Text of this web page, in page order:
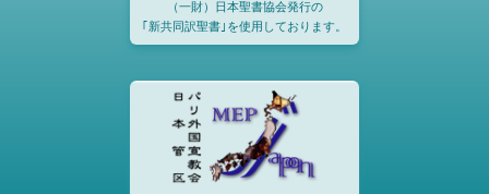
（一財）日本聖書協会発行の
｢新共同訳聖書｣を使用しております。